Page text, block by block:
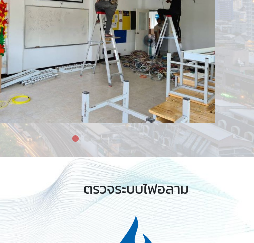
ตรวจระบบไฟอลาม